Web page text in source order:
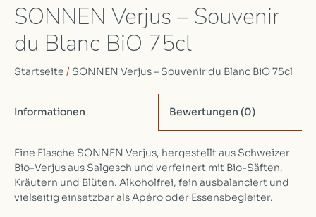
SONNEN Verjus – Souvenir
du Blanc BiO 75cl
Startseite / SONNEN Verjus – Souvenir du Blanc BiO 75cl
Informationen Bewertungen (0)
Eine Flasche SONNEN Verjus, hergestellt aus Schweizer
Bio-Verjus aus Salgesch und verfeinert mit Bio-Säften,
Kräutern und Blüten. Alkoholfrei, fein ausbalanciert und
vielseitig einsetzbar als Apéro oder Essensbegleiter.